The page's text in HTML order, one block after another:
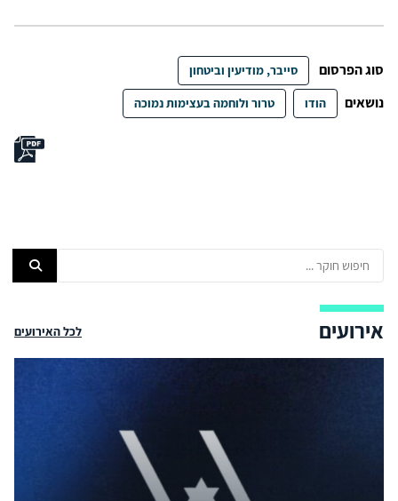
סוג הפרסום סייבר, מודיעין וביטחון
נושאים הודו טרור ולוחמה בעצימות נמוכה
אירועים לכל האירועים